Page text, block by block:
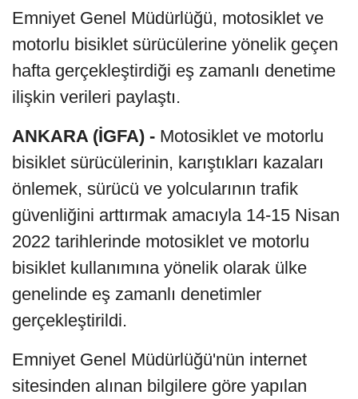
Emniyet Genel Müdürlüğü, motosiklet ve
motorlu bisiklet sürücülerine yönelik geçen
hafta gerçekleştirdiği eş zamanlı denetime
ilişkin verileri paylaştı.
ANKARA (İGFA) - Motosiklet ve motorlu
bisiklet sürücülerinin, karıştıkları kazaları
önlemek, sürücü ve yolcularının trafik
güvenliğini arttırmak amacıyla 14-15 Nisan
2022 tarihlerinde motosiklet ve motorlu
bisiklet kullanımına yönelik olarak ülke
genelinde eş zamanlı denetimler
gerçekleştirildi.
Emniyet Genel Müdürlüğü'nün internet
sitesinden alınan bilgilere göre yapılan